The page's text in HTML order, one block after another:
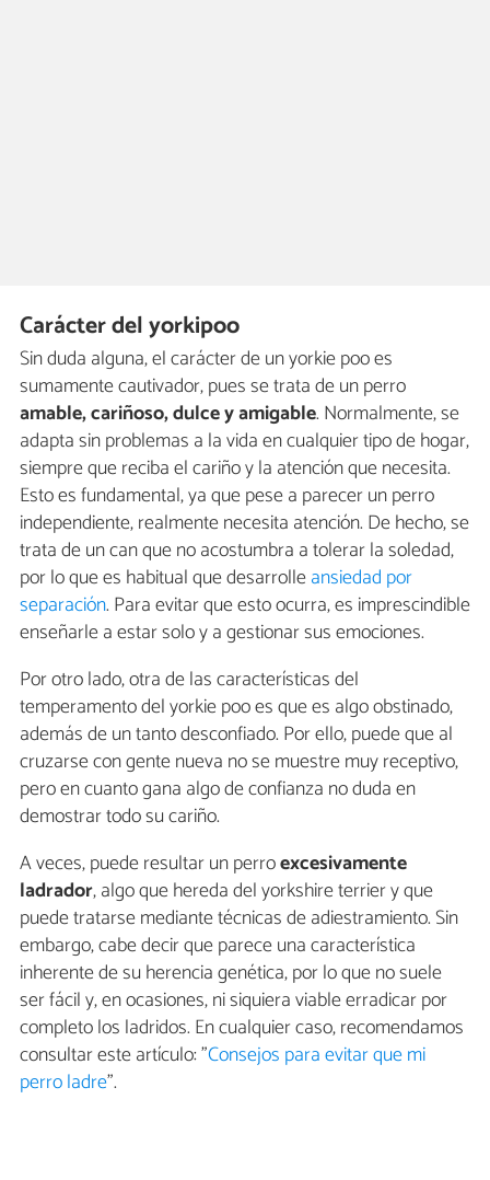
Carácter del yorkipoo
Sin duda alguna, el carácter de un yorkie poo es
sumamente cautivador, pues se trata de un perro
amable, cariñoso, dulce y amigable. Normalmente, se
adapta sin problemas a la vida en cualquier tipo de hogar,
siempre que reciba el cariño y la atención que necesita.
Esto es fundamental, ya que pese a parecer un perro
independiente, realmente necesita atención. De hecho, se
trata de un can que no acostumbra a tolerar la soledad,
por lo que es habitual que desarrolleansiedad por
separación. Para evitar que esto ocurra, es imprescindible
enseñarle a estar solo y a gestionar sus emociones.
Por otro lado, otra de las características del
temperamento del yorkie poo es que es algo obstinado,
además de un tanto desconfiado. Por ello, puede que al
cruzarse con gente nueva no se muestre muy receptivo,
pero en cuanto gana algo de confianza no duda en
demostrar todo su cariño.
A veces, puede resultar un perroexcesivamente
ladrador, algo que hereda del yorkshire terrier y que
puede tratarse mediante técnicas de adiestramiento. Sin
embargo, cabe decir que parece una característica
inherente de su herencia genética, por lo que no suele
ser fácil y, en ocasiones, ni siquiera viable erradicar por
completo los ladridos. En cualquier caso, recomendamos
consultar este artículo: "Consejos para evitar que mi
perro ladre".